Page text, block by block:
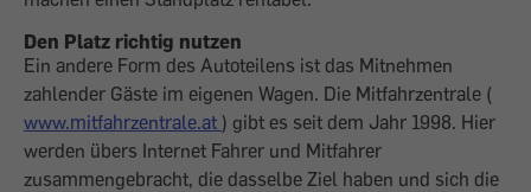
Den Platz richtig nutzen
Ein andere Form des Autoteilens ist das Mitnehmen
zahlender Gäste im eigenen Wagen. Die Mitfahrzentrale (
www.mitfahrzentrale.at ) gibt es seit dem Jahr 1998. Hier
werden übers Internet Fahrer und Mitfahrer
zusammengebracht, die dasselbe Ziel haben und sich die